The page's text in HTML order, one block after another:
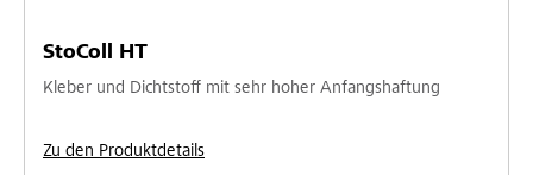
StoColl HT
Kleber und Dichtstoff mit sehr hoher Anfangshaftung
Zu den Produktdetails